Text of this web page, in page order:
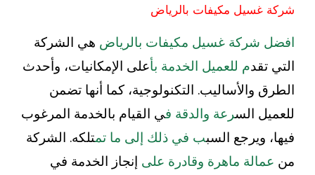
شركة غسيل مكيفات بالرياض
افضل شركة غسيل مكيفات بالرياض هي الشركة
التي تقدم للعميل الخدمة بأعلى الإمكانيات، وأحدث
الطرق والأساليب. التكنولوجية، كما أنها تضمن
للعميل السرعة والدقة في القيام بالخدمة المرغوب
فيها، ويرجع السبب في ذلك إلى ما تمتلكه. الشركة
من عمالة ماهرة وقادرة على إنجاز الخدمة في